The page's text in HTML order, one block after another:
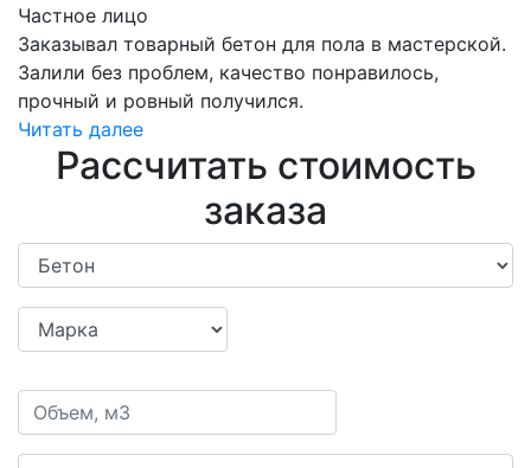
Частное лицо
Заказывал товарный бетон для пола в мастерской.
Залили без проблем, качество понравилось,
прочный и ровный получился.
Читать далее
Рассчитать стоимость
заказа